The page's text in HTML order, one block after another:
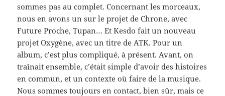
sommes pas au com­plet. Con­cer­nant les morceaux,
nous en avons un sur le pro­jet de Chrone, avec
Future Proche, Tupan… Et Kesdo fait un nou­veau
pro­jet Oxygène, avec un titre de ATK. Pour un
album, c’est plus com­pliqué, à présent. Avant, on
traî­nait ensem­ble, c’était sim­ple d’avoir des his­toires
en com­mun, et un con­texte où faire de la musique.
Nous sommes tou­jours en con­tact, bien sûr, mais ce